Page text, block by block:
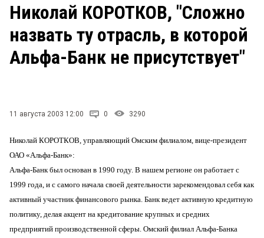
ЗАКОН
НОВОСТИ КОМПАНИЙ
Рейтинги
Блоги
Архив
Николай КОРОТКОВ, "Сложно
назвать ту отрасль, в которой
Альфа-Банк не присутствует"
11 августа 2003 12:00 0 3290
Николай КОРОТКОВ, управляющий Омским филиалом, вице-президент
ОАО «Альфа-Банк»:
Альфа-Банк был основан в 1990 году. В нашем регионе он работает с
1999 года, и с самого начала своей деятельности зарекомендовал себя как
активный участник финансового рынка. Банк ведет активную кредитную
политику, делая акцент на кредитование крупных и средних
предприятий производственной сферы. Омский филиал Альфа-Банка